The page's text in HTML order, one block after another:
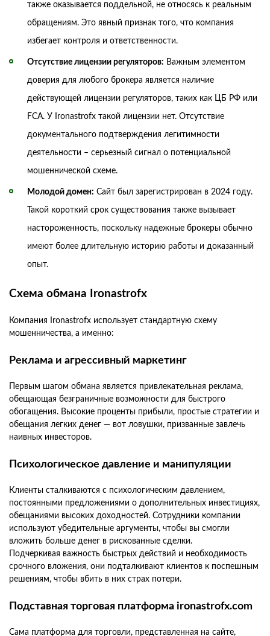
также оказывается поддельной, не относясь к реальным
обращениям. Это явный признак того, что компания
избегает контроля и ответственности.
Отсутствие лицензии регуляторов: Важным элементом
доверия для любого брокера является наличие
действующей лицензии регуляторов, таких как ЦБ РФ или
FCA. У Ironastrofx такой лицензии нет. Отсутствие
документального подтверждения легитимности
деятельности – серьезный сигнал о потенциальной
мошеннической схеме.
Молодой домен: Сайт был зарегистрирован в 2024 году.
Такой короткий срок существования также вызывает
настороженность, поскольку надежные брокеры обычно
имеют более длительную историю работы и доказанный
опыт.
Схема обмана Ironastrofx
Компания Ironastrofx использует стандартную схему
мошенничества, а именно:
Реклама и агрессивный маркетинг
Первым шагом обмана является привлекательная реклама,
обещающая безграничные возможности для быстрого
обогащения. Высокие проценты прибыли, простые стратегии и
обещания легких денег — вот ловушки, призванные завлечь
наивных инвесторов.
Психологическое давление и манипуляции
Клиенты сталкиваются с психологическим давлением,
постоянными предложениями о дополнительных инвестициях,
обещаниями высоких доходностей. Сотрудники компании
используют убедительные аргументы, чтобы вы смогли
вложить больше денег в рискованные сделки.
Подчеркивая важность быстрых действий и необходимость
срочного вложения, они подталкивают клиентов к поспешным
решениям, чтобы вбить в них страх потери.
Подставная торговая платформа ironastrofx.com
Сама платформа для торговли, представленная на сайте,